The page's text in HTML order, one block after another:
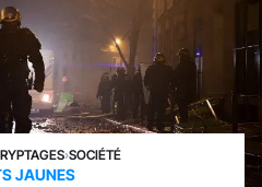
›SOCIÉTÉ
JAUNES